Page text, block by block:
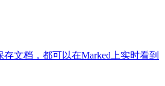
文档，都可以在Marked上实时看到